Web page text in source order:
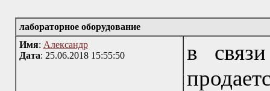
лабораторное оборудование
Имя: Александр
Дата: 25.06.2018 15:55:50
в